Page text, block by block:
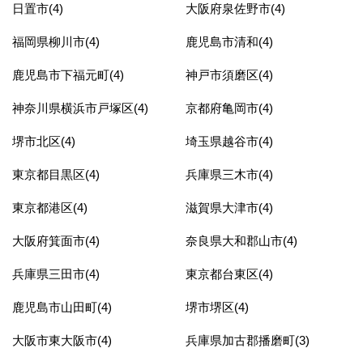
日置市(4) 大阪府泉佐野市(4)
福岡県柳川市(4) 鹿児島市清和(4)
鹿児島市下福元町(4) 神戸市須磨区(4)
神奈川県横浜市戸塚区(4) 京都府亀岡市(4)
堺市北区(4) 埼玉県越谷市(4)
東京都目黒区(4) 兵庫県三木市(4)
東京都港区(4) 滋賀県大津市(4)
大阪府箕面市(4) 奈良県大和郡山市(4)
兵庫県三田市(4) 東京都台東区(4)
鹿児島市山田町(4) 堺市堺区(4)
大阪市東大阪市(4) 兵庫県加古郡播磨町(3)